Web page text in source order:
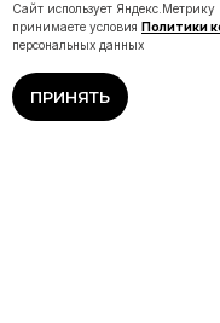
Сайт использует
принимаете условия Политики
персональных данных
ПРИНЯТЬ